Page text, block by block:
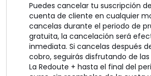
Puedes cancelar tu suscripción
cuenta de cliente en cualquier
cancelas durante el periodo de
gratuita, la cancelación será
inmediata. Si cancelas después
cobro, seguirás disfrutando de
La Redoute + hasta el final del